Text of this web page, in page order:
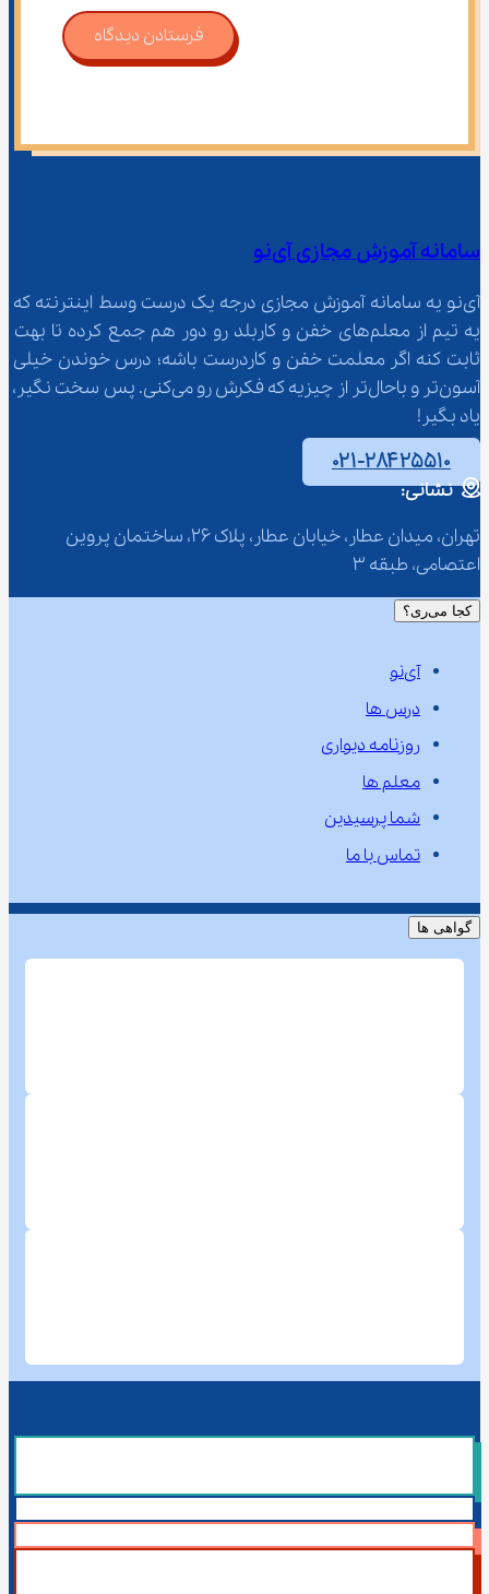
فرستادن دیدگاه
سامانه آموزش مجازی آی‌نو
آی‌نو یه سامانه آموزش مجازی درجه یک درست وسط اینترنته که
یه تیم از معلم‌‌های خفن و کاربلد رو دور هم جمع کرده تا بهت
ثابت کنه اگر معلمت خفن و کاردرست باشه؛ درس خوندن خیلی
آسون‌تر و باحال‌تر از چیزیه که فکرش رو می‌کنی. پس سخت نگیر،
یاد بگیر!
۰۲۱-۲۸۴۲۵۵۱۰
نشانی:
تهران، میدان عطار، خیابان عطار، پلاک 26، ساختمان پروین
اعتصامی، طبقه 3
کجا می‌ری؟
آی‌نو
درس ها
روزنامه دیواری
معلم ها
شما پرسیدین
تماس با ما
گواهی ها